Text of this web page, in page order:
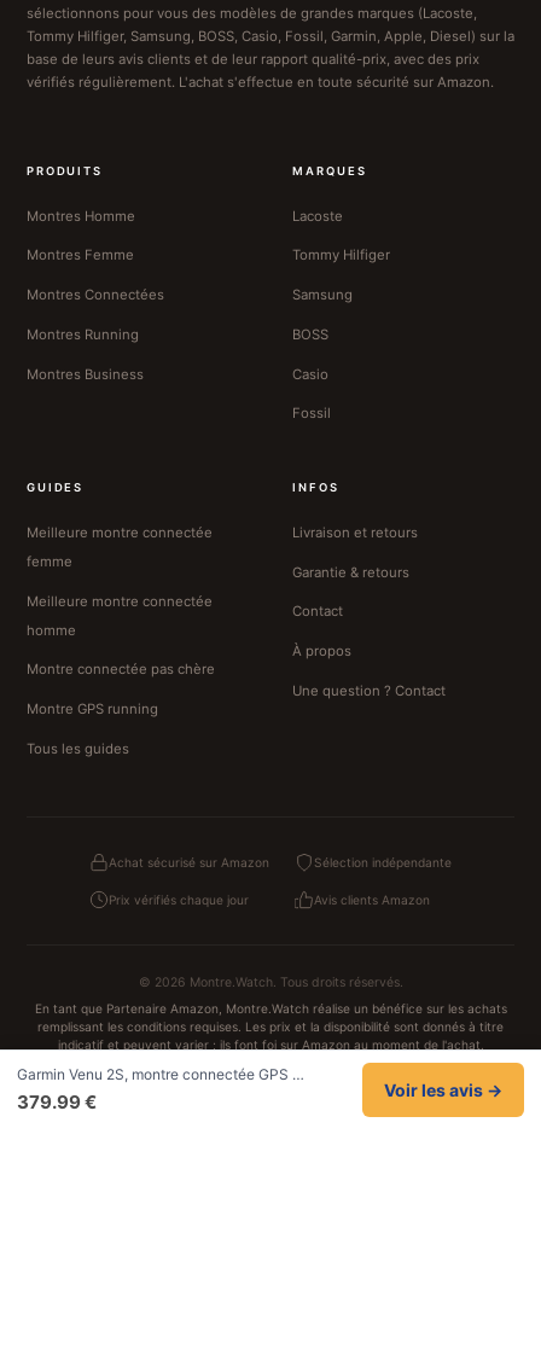
sélectionnons pour vous des modèles de grandes marques (Lacoste,
Tommy Hilfiger, Samsung, BOSS, Casio, Fossil, Garmin, Apple, Diesel) sur la
base de leurs avis clients et de leur rapport qualité-prix, avec des prix
vérifiés régulièrement. L'achat s'effectue en toute sécurité sur Amazon.
PRODUITS
Montres Homme
Montres Femme
Montres Connectées
Montres Running
Montres Business
MARQUES
Lacoste
Tommy Hilfiger
Samsung
BOSS
Casio
Fossil
GUIDES
Meilleure montre connectée
femme
Meilleure montre connectée
homme
Montre connectée pas chère
Montre GPS running
Tous les guides
INFOS
Livraison et retours
Garantie & retours
Contact
À propos
Une question ? Contact
Achat sécurisé sur Amazon Sélection indépendante
Prix vérifiés chaque jour Avis clients Amazon
© 2026 Montre.Watch. Tous droits réservés.
En tant que Partenaire Amazon, Montre.Watch réalise un bénéfice sur les achats
remplissant les conditions requises. Les prix et la disponibilité sont donnés à titre
indicatif et peuvent varier ; ils font foi sur Amazon au moment de l'achat.
Achats traités et sécurisés sur Amazon.fr
ConfidentialitéCGV CookiesMentions légales
Garmin Venu 2S, montre connectée GPS …
379.99 €
Voir les avis →